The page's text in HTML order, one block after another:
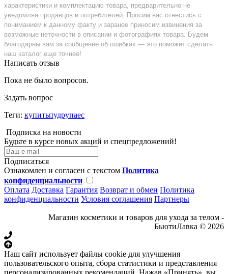
характеристики и комплектацию товара, предварительно не
уведомляя продавцов и потребителей. Просим вас отнестись с
пониманием к данному факту и заранее приносим извинения за
возможные неточности в описании и фотографиях товара. Будем
благодарны вам за сообщение об ошибках — это поможет сделать
наш каталог еще точнее!
Написать отзыв
Пока не было вопросов.
Задать вопрос
Теги: купитьпудрупаес
Подписка на новости
Будьте в курсе новых акций и спецпредложений!
Подписаться
Ознакомлен и согласен с текстом Политика
конфиденциальности
Оплата Доставка Гарантия Возврат и обмен Политика
конфиденциальности Условия соглашения Партнеры
Магазин косметики и товаров для ухода за телом -
БьютиЛавка © 2026
Наш сайт использует файлы cookie для улучшения
пользовательского опыта, сбора статистики и представления
персонализированных рекомендаций. Нажав «Принять», вы